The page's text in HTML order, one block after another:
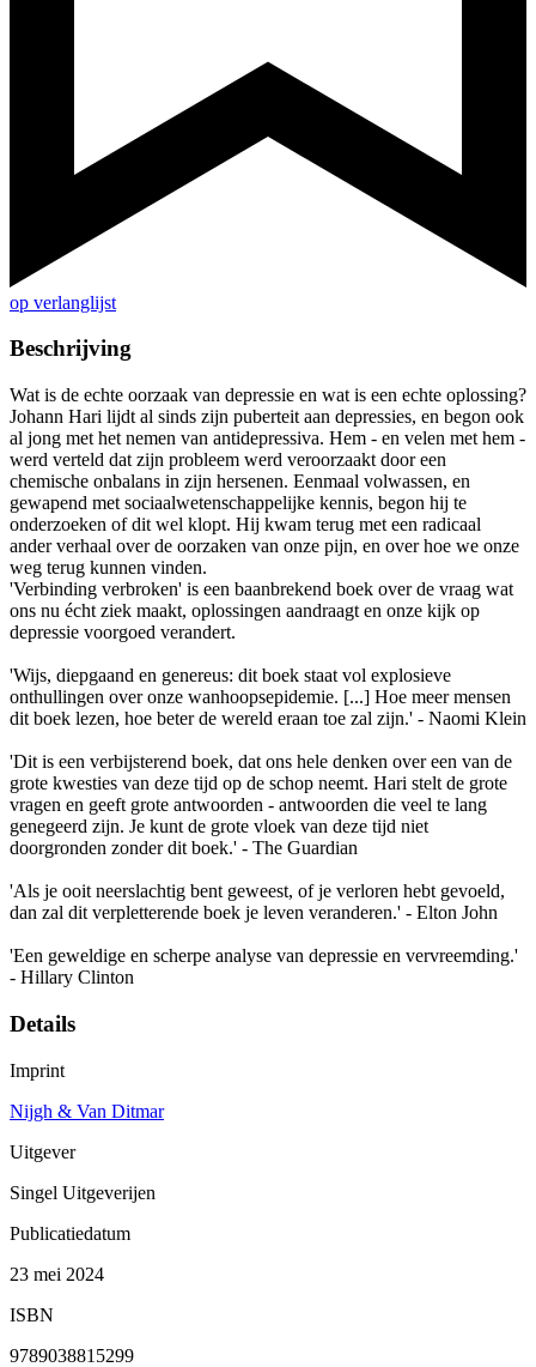
op verlanglijst
Beschrijving
Wat is de echte oorzaak van depressie en wat is een echte oplossing?
Johann Hari lijdt al sinds zijn puberteit aan depressies, en begon ook
al jong met het nemen van antidepressiva. Hem - en velen met hem -
werd verteld dat zijn probleem werd veroorzaakt door een
chemische onbalans in zijn hersenen. Eenmaal volwassen, en
gewapend met sociaalwetenschappelijke kennis, begon hij te
onderzoeken of dit wel klopt. Hij kwam terug met een radicaal
ander verhaal over de oorzaken van onze pijn, en over hoe we onze
weg terug kunnen vinden.
'Verbinding verbroken' is een baanbrekend boek over de vraag wat
ons nu écht ziek maakt, oplossingen aandraagt en onze kijk op
depressie voorgoed verandert.
'Wijs, diepgaand en genereus: dit boek staat vol explosieve
onthullingen over onze wanhoopsepidemie. [...] Hoe meer mensen
dit boek lezen, hoe beter de wereld eraan toe zal zijn.' - Naomi Klein
'Dit is een verbijsterend boek, dat ons hele denken over een van de
grote kwesties van deze tijd op de schop neemt. Hari stelt de grote
vragen en geeft grote antwoorden - antwoorden die veel te lang
genegeerd zijn. Je kunt de grote vloek van deze tijd niet
doorgronden zonder dit boek.' - The Guardian
'Als je ooit neerslachtig bent geweest, of je verloren hebt gevoeld,
dan zal dit verpletterende boek je leven veranderen.' - Elton John
'Een geweldige en scherpe analyse van depressie en vervreemding.'
- Hillary Clinton
Details
Imprint
Nijgh & Van Ditmar
Uitgever
Singel Uitgeverijen
Publicatiedatum
23 mei 2024
ISBN
9789038815299